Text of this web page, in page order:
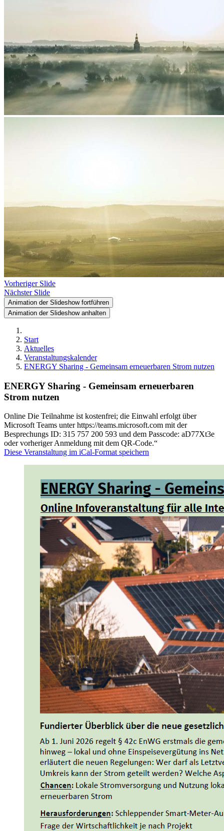
Vorheriger Slide
Nächster Slide
Animation der Slideshow fortführen
Animation der Slideshow anhalten
Start
Aktuelles
Veranstaltungskalender
ENERGY Sharing - Gemeinsam erneuerbaren Strom nutzen
ENERGY Sharing - Gemeinsam erneuerbaren
Strom nutzen
Online Die Teilnahme ist kostenfrei; die Einwahl erfolgt über
Microsoft Teams unter https://teams.microsoft.com mit der
Besprechungs ID: 315 757 200 593 und dem Passcode: aD77Xt3e
oder vorheriger Anmeldung mit dem QR-Code.“
Diese Veranstaltung im iCal-Format speichern